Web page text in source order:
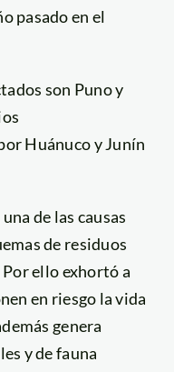
pasado en el
son Puno y
Huánuco y Junín
de las causas
de residuos
ello exhortó a
en riesgo la vida
genera
y de fauna